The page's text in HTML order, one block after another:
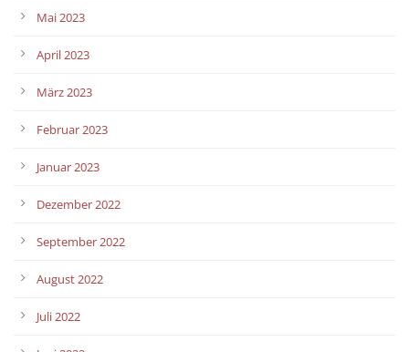
Mai 2023
April 2023
März 2023
Februar 2023
Januar 2023
Dezember 2022
September 2022
August 2022
Juli 2022